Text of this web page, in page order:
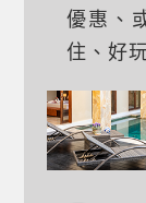
優惠、
住、好